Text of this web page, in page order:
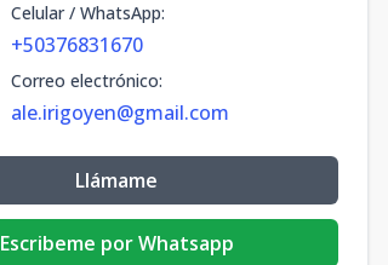
Celular / WhatsApp:
+50376831670
Correo electrónico:
ale.irigoyen@gmail.com
Llámame
Escribeme por Whatsapp